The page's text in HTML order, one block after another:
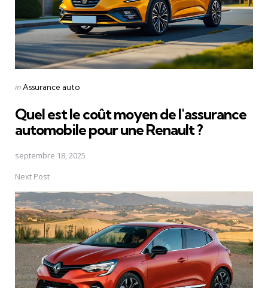
Posted
inAssurance auto
Quel est le coût moyen de l'assurance
automobile pour une Renault ?
septembre 18, 2025
Next Post